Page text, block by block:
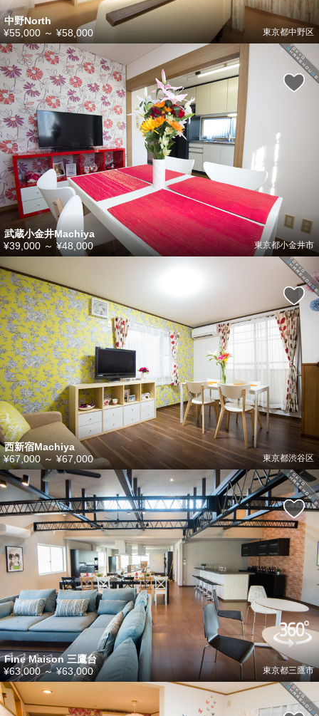
中野North
東京都中野区
¥55,000～ ¥58,000
武蔵小金井Machiya
東京都小金井市
¥39,000 ～ ¥48,000
西新宿Machiya
東京都渋谷区
¥67,000 ～ ¥67,000
Fine Maison 三鷹台
東京都三鷹市
¥63,000～¥63,000